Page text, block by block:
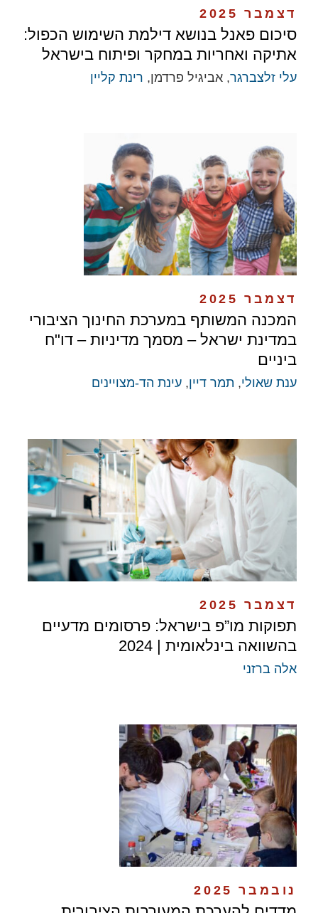
דצמבר 2025
סיכום פאנל בנושא דילמת השימוש הכפול:
אתיקה ואחריות במחקר ופיתוח בישראל
עלי זלצברגר, אביגיל פרדמן, רינת קליין
דצמבר 2025
המכנה המשותף במערכת החינוך הציבורי
במדינת ישראל – מסמך מדיניות – דו"ח
ביניים
ענת שאולי, תמר דיין, עינת הד-מצויינים
דצמבר 2025
תפוקות מו”פ בישראל: פרסומים מדעיים
בהשוואה בינלאומית | 2024
אלה ברזני
נובמבר 2025